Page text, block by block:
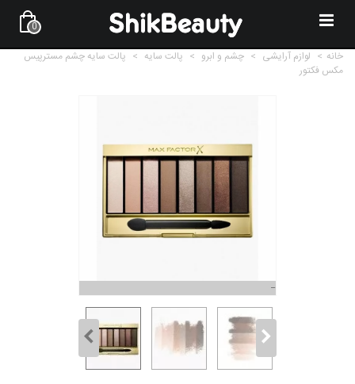
0
خانه > لوازم آرایشی > چشم و ابرو > پالت سایه > پالت سایه چشم مسترپیس
مکس فکتور